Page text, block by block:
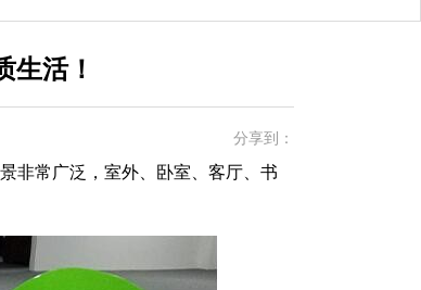
生活！
分享到：
非常广泛，室外、卧室、客厅、书